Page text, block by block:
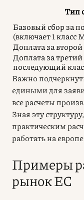
Тип
Базовый сбор за
(включает 1
Доплата за
Доплата за
последующий
Важно
едиными для
все расчеты
Зная эту
практическим
работать на
Примеры
рынок ЕС